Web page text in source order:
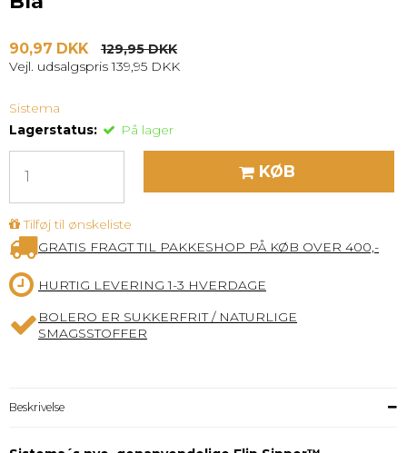
90,97 DKK
129,95 DKK
Vejl. udsalgspris 139,95 DKK
Sistema
Lagerstatus:
På lager
KØB
Tilføj til ønskeliste
GRATIS FRAGT TIL PAKKESHOP PÅ KØB OVER 400,-
HURTIG LEVERING 1-3 HVERDAGE
BOLERO ER SUKKERFRIT / NATURLIGE
SMAGSSTOFFER
Beskrivelse